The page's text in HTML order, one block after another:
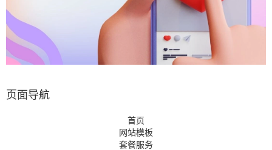
页面导航
首页
网站模板
套餐服务